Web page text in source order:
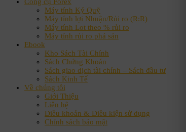
Máy tính Ký Quỹ
Máy tính lợi Nhuận/Rủi ro (R:R)
Máy tính Lot theo % rủi ro
Máy tính rủi ro phá sản
Ebook
Kho Sách Tài Chính
Sách Chứng Khoán
Sách giao dịch tài chính – Sách đầu tư
Sách Kinh Tế
Về chúng tôi
Giới Thiệu
Liên hệ
Điều khoản & Điều kiện sử dụng
Chính sách bảo mật